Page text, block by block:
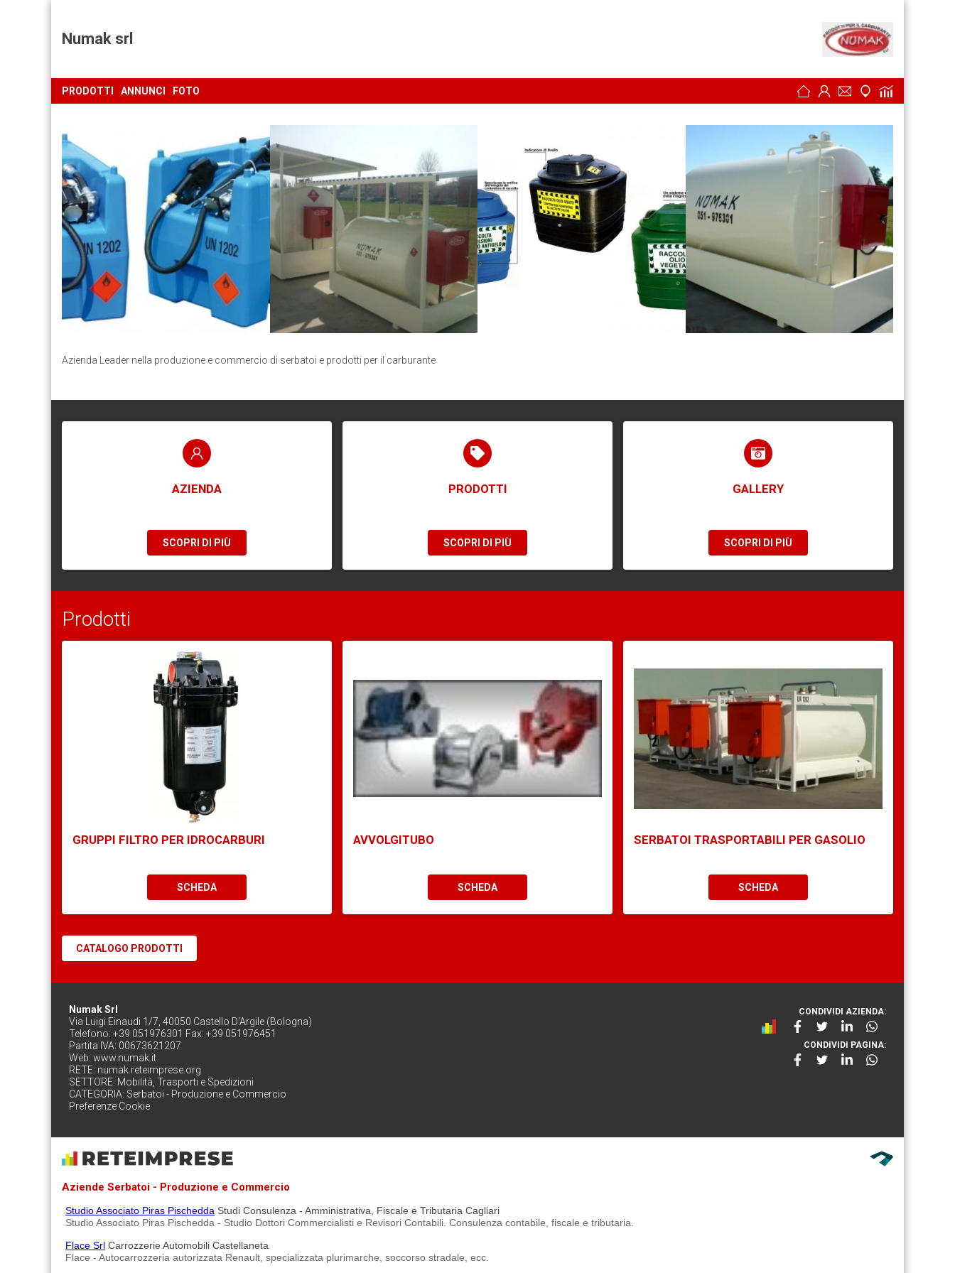
Numak srl
PRODOTTI ANNUNCI FOTO
Azienda Leader nella produzione e commercio di serbatoi e prodotti per il carburante
AZIENDA
SCOPRI DI PIÙ
PRODOTTI
SCOPRI DI PIÙ
GALLERY
SCOPRI DI PIÙ
Prodotti
GRUPPI FILTRO PER IDROCARBURI
SCHEDA
AVVOLGITUBO
SCHEDA
SERBATOI TRASPORTABILI PER GASOLIO
SCHEDA
CATALOGO PRODOTTI
Numak Srl
Via Luigi Einaudi 1/7, 40050 Castello D'Argile (Bologna)
Telefono: +39 051976301 Fax: +39 051976451
Partita IVA: 00673621207
Web: www.numak.it
RETE: numak.reteimprese.org
SETTORE: Mobilità, Trasporti e Spedizioni
CATEGORIA: Serbatoi - Produzione e Commercio
Preferenze Cookie
CONDIVIDI AZIENDA:
CONDIVIDI PAGINA:
Aziende Serbatoi - Produzione e Commercio
Studio Associato Piras Pischedda Studi Consulenza - Amministrativa, Fiscale e Tributaria Cagliari
Studio Associato Piras Pischedda - Studio Dottori Commercialisti e Revisori Contabili. Consulenza contabile, fiscale e tributaria.
Flace Srl Carrozzerie Automobili Castellaneta
Flace - Autocarrozzeria autorizzata Renault, specializzata plurimarche, soccorso stradale, ecc.